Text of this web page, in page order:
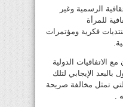
الرسمية وغير
للمرأة
ومنتديات فكرية ومؤتمرات
الاتفاقيات الدولية
الإيجابي لتلك
تمثل مخالفة صريحة
.